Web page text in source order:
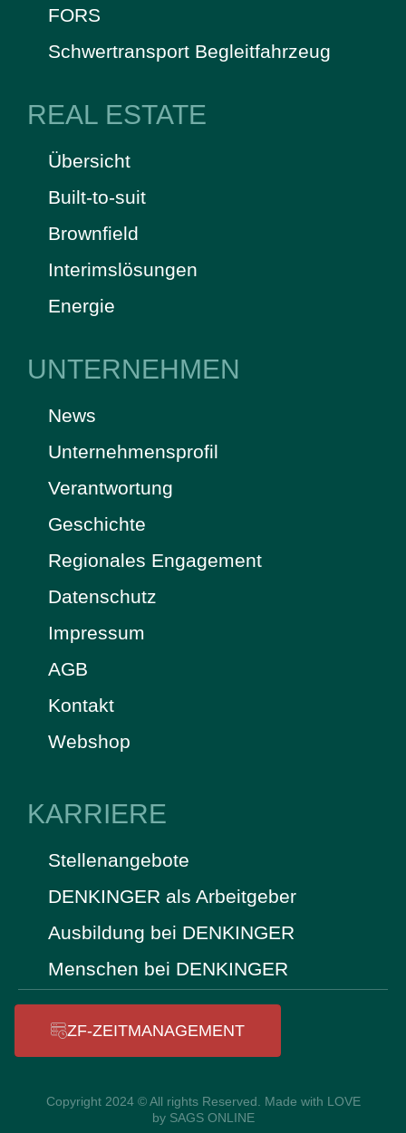
FORS
Schwertransport Begleitfahrzeug
REAL ESTATE
Übersicht
Built-to-suit
Brownfield
Interimslösungen
Energie
UNTERNEHMEN
News
Unternehmensprofil
Verantwortung
Geschichte
Regionales Engagement
Datenschutz
Impressum
AGB
Kontakt
Webshop
KARRIERE
Stellenangebote
DENKINGER als Arbeitgeber
Ausbildung bei DENKINGER
Menschen bei DENKINGER
ZF-ZEITMANAGEMENT
Copyright 2024 © All rights Reserved. Made with LOVE
by SAGS ONLINE